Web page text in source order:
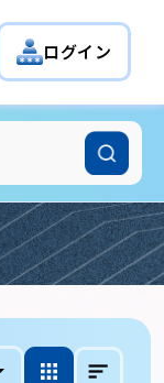
ログイン